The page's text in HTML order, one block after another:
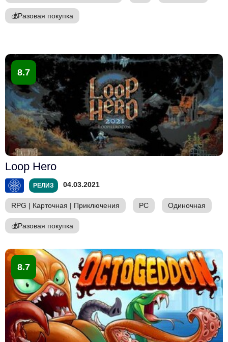
💰Разовая покупка
8.7
Loop Hero
РЕЛИЗ 04.03.2021
RPG | Карточная | Приключения PC Одиночная
💰Разовая покупка
8.7